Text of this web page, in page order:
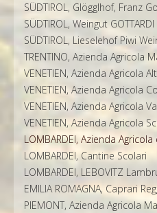
SÜDTIROL, Glögglhof, Franz
SÜDTIROL, Weingut
SÜDTIROL, Lieselehof Piwi
TRENTINO, Azienda Agricola
VENETIEN, Azienda Agricola
VENETIEN, Azienda Agricola
VENETIEN, Azienda Agricola
VENETIEN, Azienda Agricola
LOMBARDEI, Azienda
LOMBARDEI, Cantine Scolari
LOMBARDEI, LEBOVITZ
EMILIA ROMAGNA, Caprari
PIEMONT, Azienda Agricola